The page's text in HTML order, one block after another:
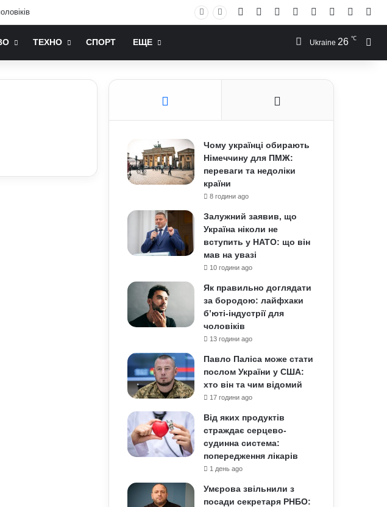
Facebook YouTubeInstagram
RSS Log In
ТЕХНО СПОРТ ЕЩЕ Ukraine 26 ℃
Чому українці обирають
Німеччину для ПМЖ:
переваги та недоліки
країни
8 години ago
Залужний заявив, що
Україна ніколи не
вступить у НАТО: що він
мав на увазі
10 години ago
Як правильно доглядати
за бородою: лайфхаки
б’юті-індустрії для
чоловіків
13 години ago
Павло Паліса може стати
послом України у США:
хто він та чим відомий
17 години ago
Від яких продуктів
страждає серцево-
судинна система:
попередження лікарів
1 день ago
Умєрова звільнили з
посади секретаря РНБО: